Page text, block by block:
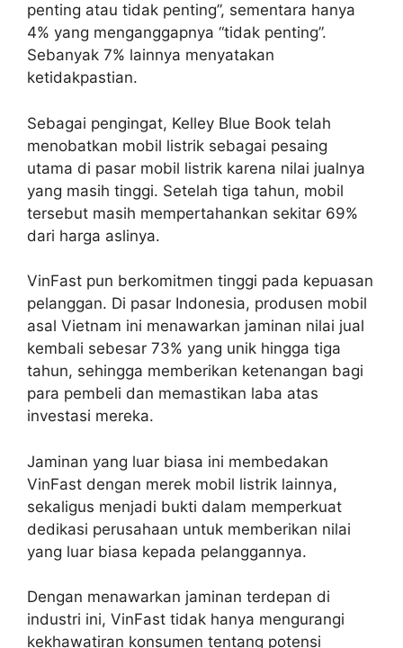
penting atau tidak penting”, sementara hanya
4% yang menganggapnya “tidak penting”.
Sebanyak 7% lainnya menyatakan
ketidakpastian.
Sebagai pengingat, Kelley Blue Book telah
menobatkan mobil listrik sebagai pesaing
utama di pasar mobil listrik karena nilai jualnya
yang masih tinggi. Setelah tiga tahun, mobil
tersebut masih mempertahankan sekitar 69%
dari harga aslinya.
VinFast pun berkomitmen tinggi pada kepuasan
pelanggan. Di pasar Indonesia, produsen mobil
asal Vietnam ini menawarkan jaminan nilai jual
kembali sebesar 73% yang unik hingga tiga
tahun, sehingga memberikan ketenangan bagi
para pembeli dan memastikan laba atas
investasi mereka.
Jaminan yang luar biasa ini membedakan
VinFast dengan merek mobil listrik lainnya,
sekaligus menjadi bukti dalam memperkuat
dedikasi perusahaan untuk memberikan nilai
yang luar biasa kepada pelanggannya.
Dengan menawarkan jaminan terdepan di
industri ini, VinFast tidak hanya mengurangi
kekhawatiran konsumen tentang potensi